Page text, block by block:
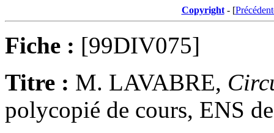
Copyright- [
Fiche : [99DIV075]
Titre : M. LAVABRE,
polycopié de cours, ENS